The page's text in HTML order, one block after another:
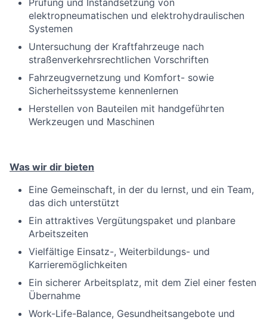
Prüfung und Instandsetzung von
elektropneumatischen und elektrohydraulischen
Systemen
Untersuchung der Kraftfahrzeuge nach
straßenverkehrsrechtlichen Vorschriften
Fahrzeugvernetzung und Komfort- sowie
Sicherheitssysteme kennenlernen
Herstellen von Bauteilen mit handgeführten
Werkzeugen und Maschinen
Was wir dir bieten
Eine Gemeinschaft, in der du lernst, und ein Team,
das dich unterstützt
Ein attraktives Vergütungspaket und planbare
Arbeitszeiten
Vielfältige Einsatz-, Weiterbildungs- und
Karrieremöglichkeiten
Ein sicherer Arbeitsplatz, mit dem Ziel einer festen
Übernahme
Work-Life-Balance, Gesundheitsangebote und